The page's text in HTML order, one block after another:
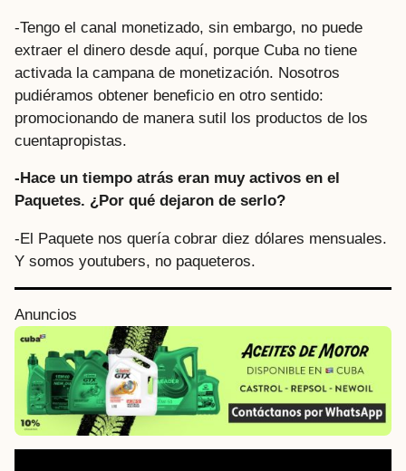
-Tengo el canal monetizado, sin embargo, no puede
extraer el dinero desde aquí, porque Cuba no tiene
activada la campana de monetización. Nosotros
pudiéramos obtener beneficio en otro sentido:
promocionando de manera sutil los productos de los
cuentapropistas.
-Hace un tiempo atrás eran muy activos en el
Paquetes. ¿Por qué dejaron de serlo?
-El Paquete nos quería cobrar diez dólares mensuales.
Y somos youtubers, no paqueteros.
Anuncios